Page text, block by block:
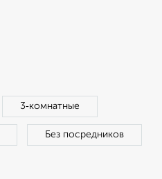
3‑комнатные
Без посредников